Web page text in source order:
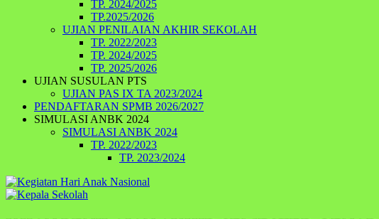
TP. 2024/2025
TP.2025/2026
UJIAN PENILAIAN AKHIR SEKOLAH
TP. 2022/2023
TP. 2024/2025
TP. 2025/2026
UJIAN SUSULAN PTS
UJIAN PAS IX TA 2023/2024
PENDAFTARAN SPMB 2026/2027
SIMULASI ANBK 2024
SIMULASI ANBK 2024
TP. 2022/2023
TP. 2023/2024